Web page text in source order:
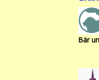
Bär